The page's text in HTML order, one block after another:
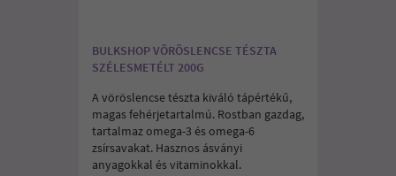
BULKSHOP VÖRÖSLENCSE TÉSZTA
SZÉLESMETÉLT 200G
A vöröslencse tészta kiváló tápértékű,
magas fehérjetartalmú. Rostban gazdag,
tartalmaz omega-3 és omega-6
zsírsavakat. Hasznos ásványi
anyagokkal és vitaminokkal.